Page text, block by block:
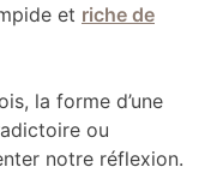
et riche de
la forme d’une
ou
notre réflexion.